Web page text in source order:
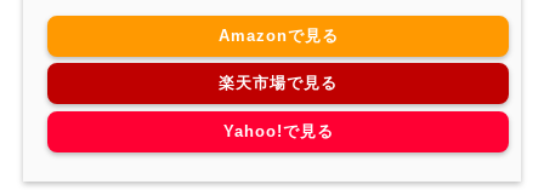
Amazonで見る
楽天市場で見る
Yahoo!で見る